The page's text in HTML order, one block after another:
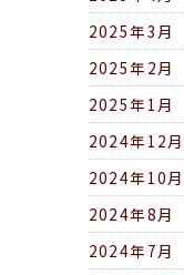
2025年3月
2025年2月
2025年1月
2024年12月
2024年10月
2024年8月
2024年7月